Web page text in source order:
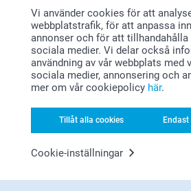
Vi använder cookies för att
webbplatstrafik, för att anpassa
annonser och för att
sociala medier. Vi delar också
användning av vår webbplats med
sociala medier, annonsering och
mer om vår cookiepolicy här.
Tillåt alla cookies
Cookie-inställningar
Priser på tillval och tillgänglighet
Papper 120 g
Mörkröd
Lavendel
Brun
20 - 29
30+
Språk
Alla omdömen (1430)
5 Stjärnor
4 Stjärnor
2 Stjärnor